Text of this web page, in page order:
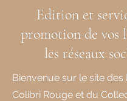
Edition et
promotion de vos
les réseaux
Bienvenue sur le site des
Colibri Rouge et du